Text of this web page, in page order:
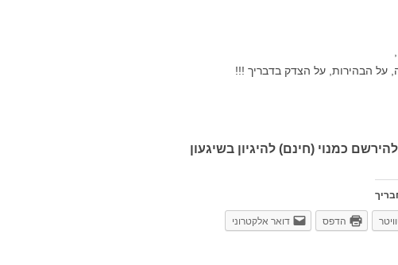
על הבהירות, על הצדק בדבריך !!!
להירשם כמנוי (חינם) להיגיון בשיגעון
הדפס דואר אלקטרוני